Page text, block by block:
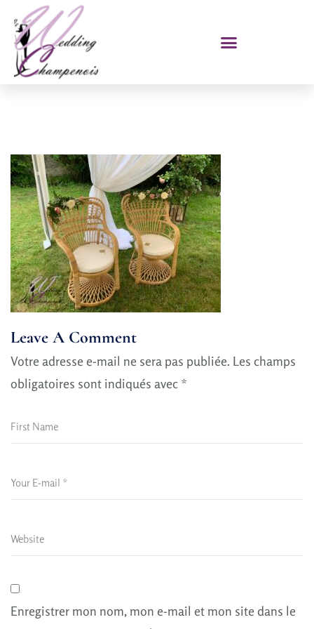
Leave A Comment
Votre adresse e-mail ne sera pas publiée. Les champs
obligatoires sont indiqués avec *
Enregistrer mon nom, mon e-mail et mon site dans le